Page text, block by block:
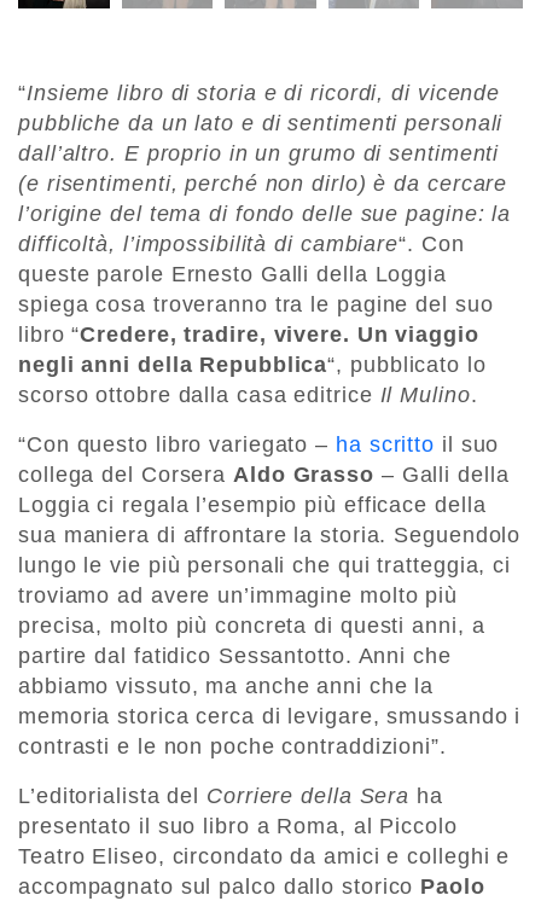
“Insieme libro di storia e di ricordi, di vicende
pubbliche da un lato e di sentimenti personali
dall’altro. E proprio in un grumo di sentimenti
(e risentimenti, perché non dirlo) è da cercare
l’origine del tema di fondo delle sue pagine: la
difficoltà, l’impossibilità di cambiare“. Con
queste parole Ernesto Galli della Loggia
spiega cosa troveranno tra le pagine del suo
libro “Credere, tradire, vivere. Un viaggio
negli anni della Repubblica“, pubblicato lo
scorso ottobre dalla casa editrice Il Mulino.
“Con questo libro variegato – ha scritto il suo
collega del Corsera Aldo Grasso – Galli della
Loggia ci regala l’esempio più efficace della
sua maniera di affrontare la storia. Seguendolo
lungo le vie più personali che qui tratteggia, ci
troviamo ad avere un’immagine molto più
precisa, molto più concreta di questi anni, a
partire dal fatidico Sessantotto. Anni che
abbiamo vissuto, ma anche anni che la
memoria storica cerca di levigare, smussando i
contrasti e le non poche contraddizioni”.
L’editorialista del Corriere della Sera ha
presentato il suo libro a Roma, al Piccolo
Teatro Eliseo, circondato da amici e colleghi e
accompagnato sul palco dallo storico Paolo